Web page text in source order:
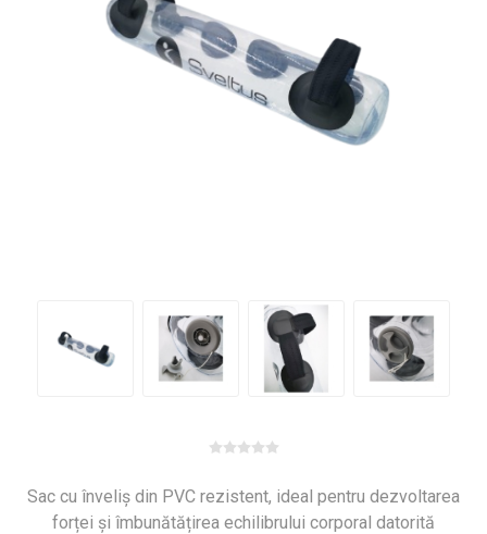
Sac cu înveliș din PVC rezistent, ideal pentru dezvoltarea
forței și îmbunătățirea echilibrului corporal datorită